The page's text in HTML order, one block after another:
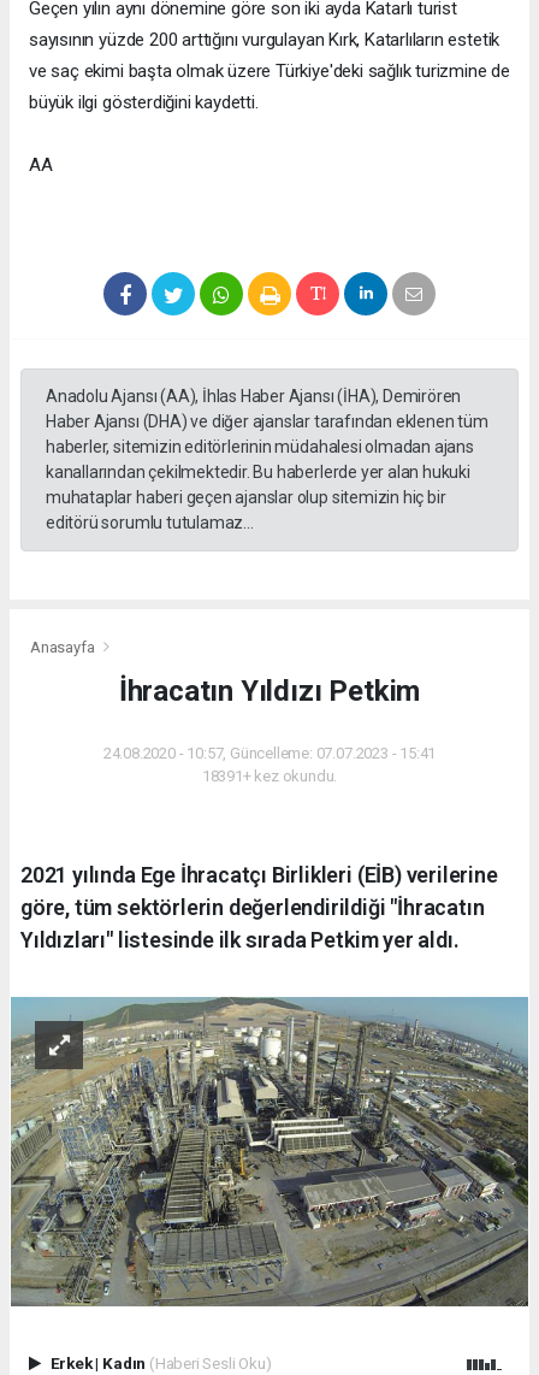
Geçen yılın aynı dönemine göre son iki ayda Katarlı turist
sayısının yüzde 200 arttığını vurgulayan Kırk, Katarlıların estetik
ve saç ekimi başta olmak üzere Türkiye'deki sağlık turizmine de
büyük ilgi gösterdiğini kaydetti.
AA
Anadolu Ajansı (AA), İhlas Haber Ajansı (İHA), Demirören
Haber Ajansı (DHA) ve diğer ajanslar tarafından eklenen tüm
haberler, sitemizin editörlerinin müdahalesi olmadan ajans
kanallarından çekilmektedir. Bu haberlerde yer alan hukuki
muhataplar haberi geçen ajanslar olup sitemizin hiç bir
editörü sorumlu tutulamaz...
Anasayfa
İhracatın Yıldızı Petkim
24.08.2020 - 10:57, Güncelleme: 07.07.2023 - 15:41
18391+ kez okundu.
2021 yılında Ege İhracatçı Birlikleri (EİB) verilerine
göre, tüm sektörlerin değerlendirildiği "İhracatın
Yıldızları" listesinde ilk sırada Petkim yer aldı.
Erkek| Kadın (Haberi Sesli Oku)